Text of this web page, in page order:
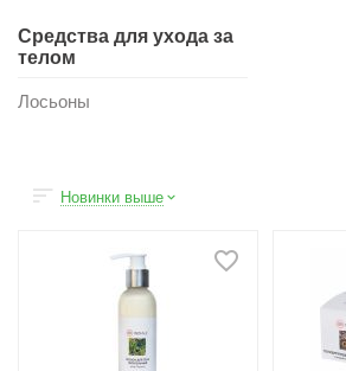
Средства для ухода за
телом
Лосьоны
Новинки выше